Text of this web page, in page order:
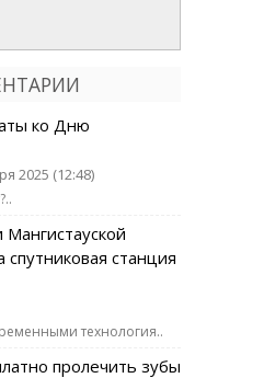
ко Дню
2025 (12:48)
спутниковая станция
технология..
пролечить зубы